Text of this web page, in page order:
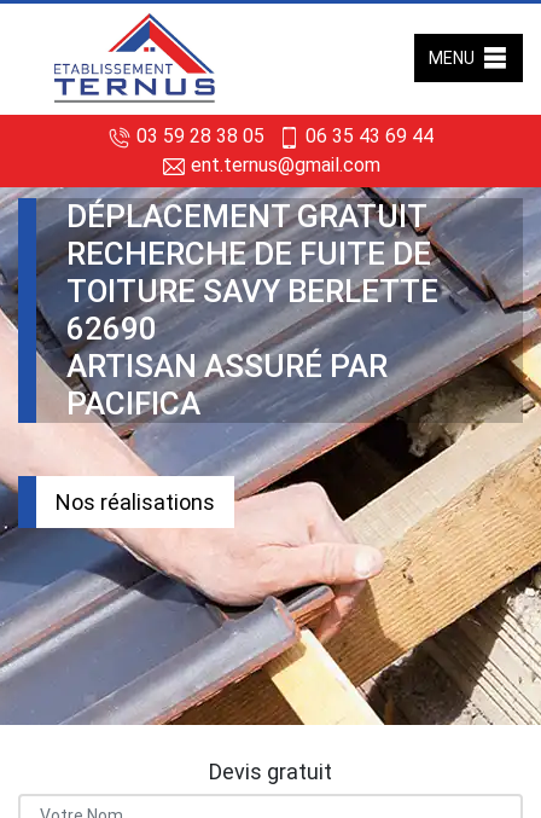
03 59 28 38 05
06 35 43 69 44
ent.ternus@gmail.com
MENU
DÉPLACEMENT GRATUIT
RECHERCHE DE FUITE DE
TOITURE SAVY BERLETTE
62690
ARTISAN ASSURÉ PAR
PACIFICA
Nos réalisations
Devis gratuit